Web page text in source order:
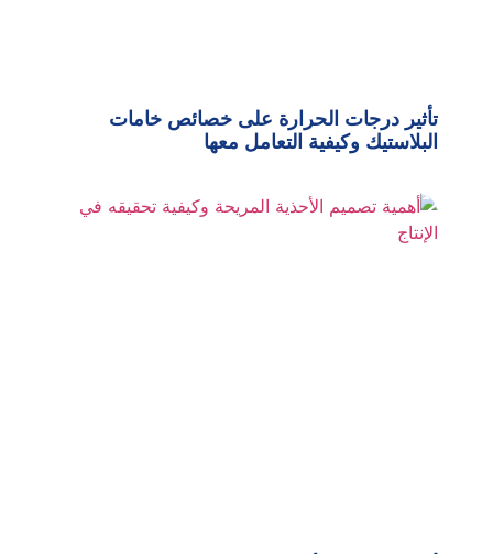
تأثير درجات الحرارة على خصائص خامات
البلاستيك وكيفية التعامل معها